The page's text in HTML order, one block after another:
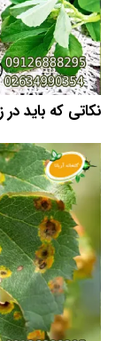
نکاتی که باید